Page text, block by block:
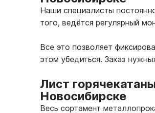
Наши специалисты
того, ведётся регулярный
Все это позволяет
этом убедиться. Заказ
Лист
Новосибирске
Весь сортамент